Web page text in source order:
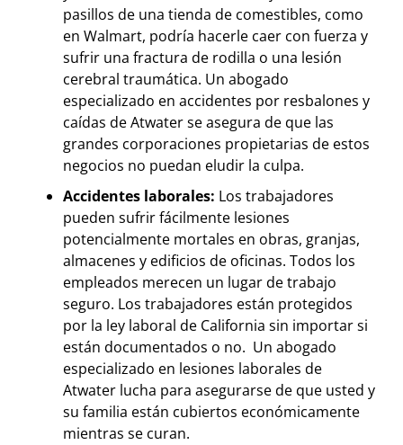
pasillos de una tienda de comestibles, como
en Walmart, podría hacerle caer con fuerza y
sufrir una fractura de rodilla o una lesión
cerebral traumática. Un abogado
especializado en accidentes por resbalones y
caídas de Atwater se asegura de que las
grandes corporaciones propietarias de estos
negocios no puedan eludir la culpa.
Accidentes laborales: Los trabajadores
pueden sufrir fácilmente lesiones
potencialmente mortales en obras, granjas,
almacenes y edificios de oficinas. Todos los
empleados merecen un lugar de trabajo
seguro. Los trabajadores están protegidos
por la ley laboral de California sin importar si
están documentados o no. Un abogado
especializado en lesiones laborales de
Atwater lucha para asegurarse de que usted y
su familia están cubiertos económicamente
mientras se curan.